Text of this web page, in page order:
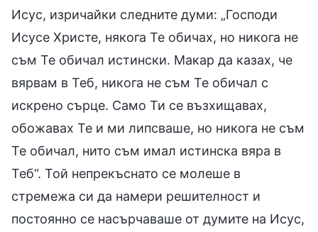
Исус, изричайки следните думи: „Господи
Исусе Христе, някога Те обичах, но никога не
съм Те обичал истински. Макар да казах, че
вярвам в Теб, никога не съм Те обичал с
искрено сърце. Само Ти се възхищавах,
обожавах Те и ми липсваше, но никога не съм
Те обичал, нито съм имал истинска вяра в
Теб“. Той непрекъснато се молеше в
стремежа си да намери решителност и
постоянно се насърчаваше от думите на Исус,